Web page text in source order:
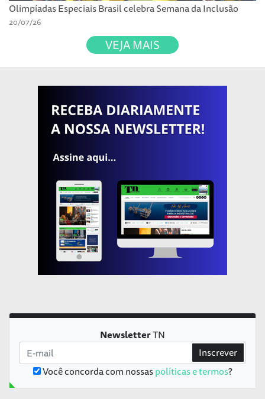
Olimpíadas Especiais Brasil celebra Semana da Inclusão
20/07/26
VEJA MAIS
NewsletterTN
Você concorda com nossaspolíticas e termos?
Inscrever